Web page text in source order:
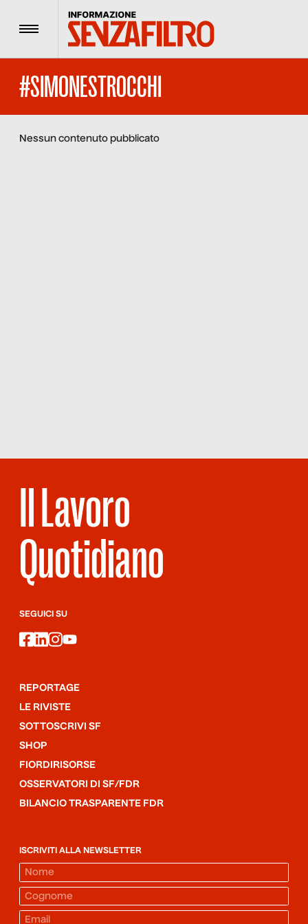
Menu
#SIMONESTROCCHI
Nessun contenuto pubblicato
Il Lavoro
Quotidiano
SEGUICI SU
facebook
linkedin
instagram
youtube
REPORTAGE
LE RIVISTE
SOTTOSCRIVI SF
SHOP
FIORDIRISORSE
OSSERVATORI DI SF/FDR
BILANCIO TRASPARENTE FDR
ISCRIVITI ALLA NEWSLETTER